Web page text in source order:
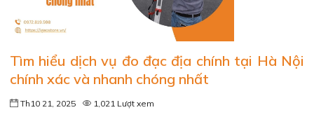
Tìm hiểu dịch vụ đo đạc địa chính tại Hà Nội
chính xác và nhanh chóng nhất
Th10 21, 2025 1,021 Lượt xem